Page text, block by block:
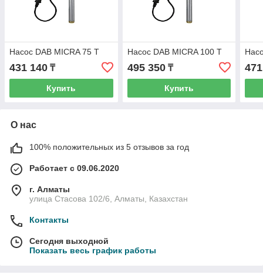
Насос DAB MICRA 75 T
431 140 ₸
Купить
Насос DAB MICRA 100 T
495 350₸
Купить
О нас
100% положительных из 5 отзывов за год
Работает с 09.06.2020
г. Алматы
улица Стасова 102/6, Алматы, Казахстан
Контакты
Сегодня выходной
Показать весь график работы